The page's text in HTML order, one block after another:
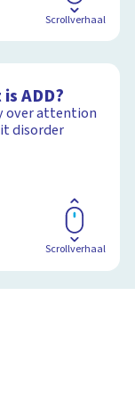
Scrollverhaal
ADD?
over attention
disorder
Scrollverhaal